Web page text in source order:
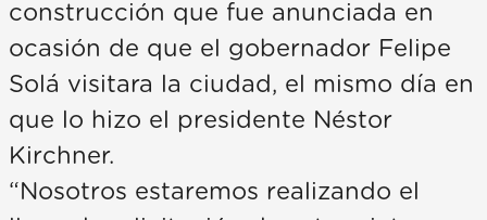
construcción que fue anunciada en
ocasión de que el gobernador Felipe
Solá visitara la ciudad, el mismo día en
que lo hizo el presidente Néstor
Kirchner.
“Nosotros estaremos realizando el